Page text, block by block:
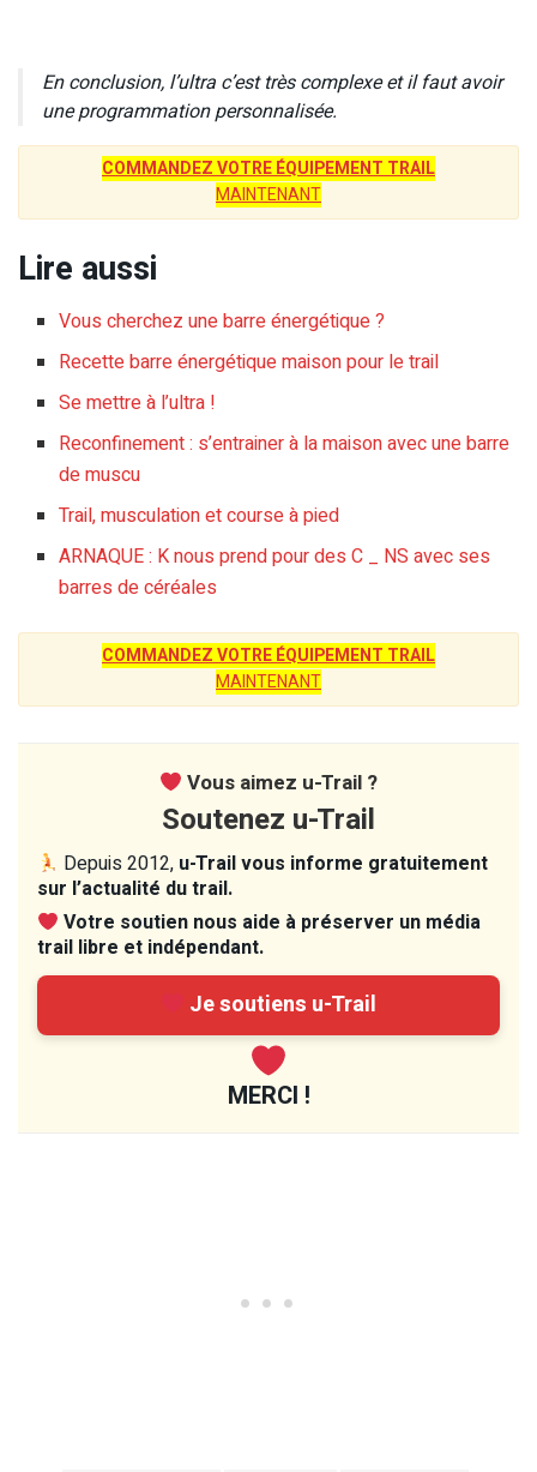
En conclusion, l’ultra c’est très complexe et il faut avoir
une programmation personnalisée.
COMMANDEZ VOTRE ÉQUIPEMENT TRAIL
MAINTENANT
Lire aussi
Vous cherchez une barre énergétique ?
Recette barre énergétique maison pour le trail
Se mettre à l’ultra !
Reconfinement : s’entrainer à la maison avec une barre
de muscu
Trail, musculation et course à pied
ARNAQUE : K nous prend pour des C _ NS avec ses
barres de céréales
COMMANDEZ VOTRE ÉQUIPEMENT TRAIL
MAINTENANT
Vous aimez u-Trail ?
Soutenez u-Trail
Depuis 2012, u-Trail vous informe gratuitement
sur l’actualité du trail.
Votre soutien nous aide à préserver un média
trail libre et indépendant.
Je soutiens u-Trail
MERCI !